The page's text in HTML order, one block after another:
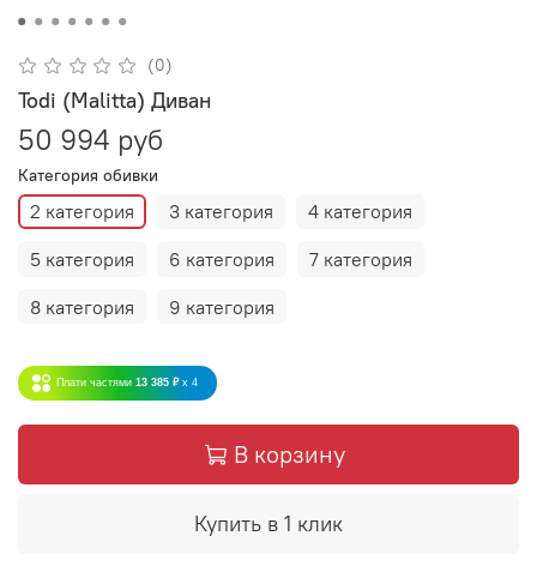
(0)
Todi (Malitta) Диван
50 994 руб
Категория обивки
2 категория 3 категория
4 категория
5 категория
6 категория
7 категория
8 категория
9 категория
Плати частями 13 385 ₽ x 4
В корзину
Купить в 1 клик